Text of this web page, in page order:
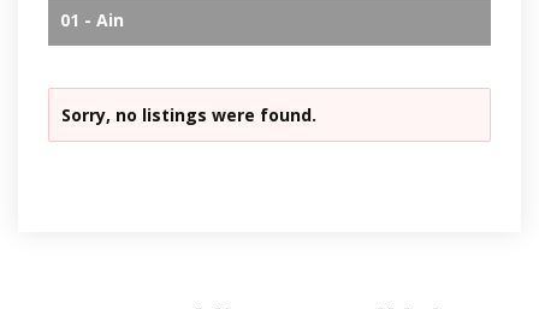
01 - Ain
Sorry, no listings were found.